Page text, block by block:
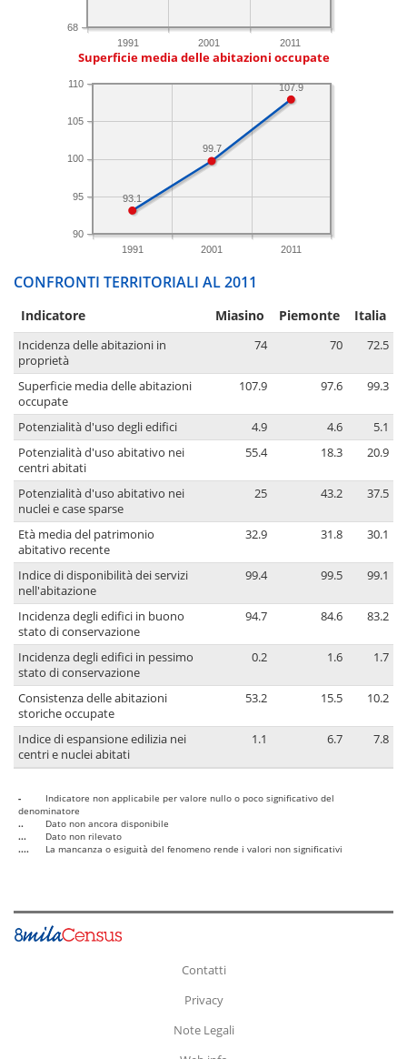
1991 2001 2011
68
Superficie media delle abitazioni occupate
1991 2001 2011
90
95
100
105
110 107.9
99.7
93.1
CONFRONTI TERRITORIALI AL 2011
Indicatore Miasino Piemonte Italia
Incidenza delle abitazioni in
proprietà
74 70 72.5
Superficie media delle abitazioni
occupate
107.9 97.6 99.3
Potenzialità d'uso degli edifici 4.9 4.6
5.1
Potenzialità d'uso abitativo nei
centri abitati
55.4 18.3 20.9
Potenzialità d'uso abitativo nei
nuclei e case sparse
25 43.2 37.5
Età media del patrimonio
abitativo recente
32.9 31.8 30.1
Indice di disponibilità dei servizi
nell'abitazione
99.4 99.5 99.1
Incidenza degli edifici in buono
stato di conservazione
94.7 84.6 83.2
Incidenza degli edifici in pessimo
stato di conservazione
0.2 1.6 1.7
Consistenza delle abitazioni
storiche occupate
53.2 15.5 10.2
Indice di espansione edilizia nei
centri e nuclei abitati
1.1 6.7 7.8
-
Indicatore non applicabile per valore nullo o poco significativo del
denominatore
..
Dato non ancora disponibile
...
Dato non rilevato
....
La mancanza o esiguità del fenomeno rende i valori non significativi
Contatti
Privacy
Note Legali